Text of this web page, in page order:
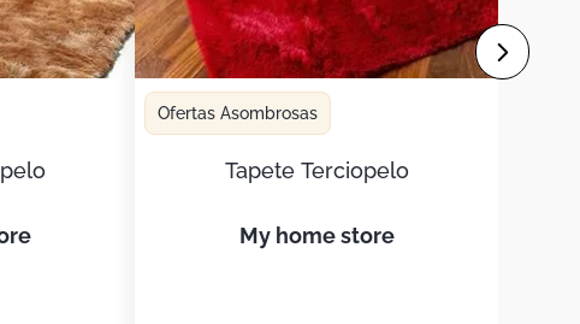
Ofertas Asombrosas
Tapete Terciopelo
my home store